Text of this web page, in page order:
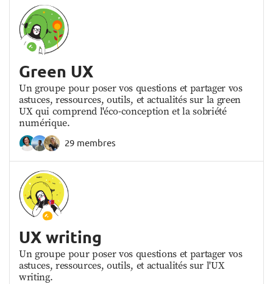
Green UX
Un groupe pour poser vos questions et partager vos
astuces, ressources, outils, et actualités sur la green
UX qui comprend l'éco-conception et la sobriété
numérique.
29 membres
UX writing
Un groupe pour poser vos questions et partager vos
astuces, ressources, outils, et actualités sur l'UX
writing.